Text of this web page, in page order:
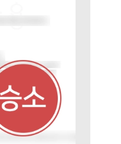
슈어
담예약
예약